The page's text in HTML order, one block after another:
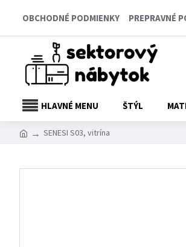
OBCHODNÉ PODMIENKY PREPRAVNÉ
HLAVNÉ MENU ŠTÝL
SENESI S03, vitrína